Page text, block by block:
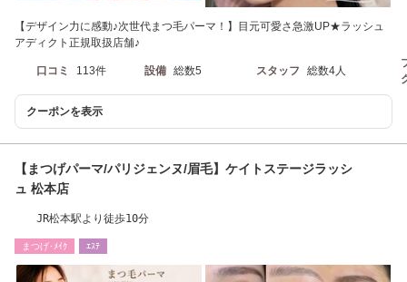
【デザイン力に感動♪次世代まつ毛パーマ！】目元可愛さ急激UP★ラッシュ
アディクト正規取扱店舗♪
口コミ 113件 設備 総数5 スタッフ 総数4人
クーポンを表示
【まつげパーマ/パリジェンヌ/眉毛】ケイトステージラッシ
ュ 松本店
JR松本駅より徒歩10分
まつげ･ﾒｲｸ ｴｽﾃ